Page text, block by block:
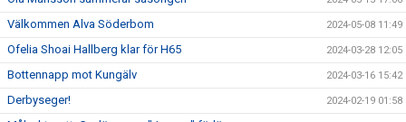
Välkommen Alva Söderbom 2024-05-08 11:49
Ofelia Shoai Hallberg klar för H65 2024-03-28 12:05
Bottennapp mot Kungälv 2024-03-16 15:42
Derbyseger! 2024-02-19 01:58